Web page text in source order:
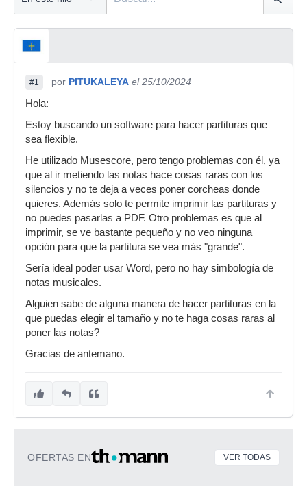
#1 por PITUKALEYA el 25/10/2024
Hola:
Estoy buscando un software para hacer partituras que
sea flexible.
He utilizado Musescore, pero tengo problemas con él, ya
que al ir metiendo las notas hace cosas raras con los
silencios y no te deja a veces poner corcheas donde
quieres. Además solo te permite imprimir las partituras y
no puedes pasarlas a PDF. Otro problemas es que al
imprimir, se ve bastante pequeño y no veo ninguna
opción para que la partitura se vea más "grande".
Sería ideal poder usar Word, pero no hay simbología de
notas musicales.
Alguien sabe de alguna manera de hacer partituras en la
que puedas elegir el tamaño y no te haga cosas raras al
poner las notas?
Gracias de antemano.
OFERTAS EN VER TODAS